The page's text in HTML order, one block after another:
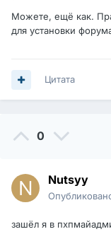
Можете, ещё как.
для установки
Цитата
0
Nutsyy
зашёл я в